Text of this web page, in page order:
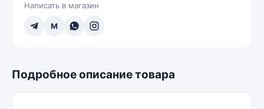
Написать в магазин
M
Подробное описание товара